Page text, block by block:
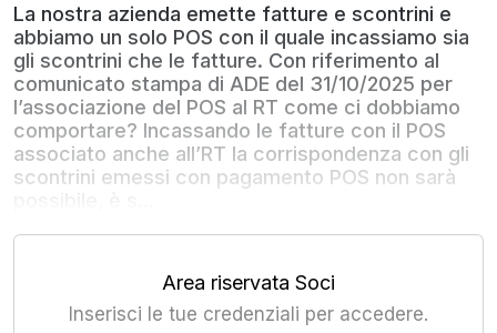
La nostra azienda emette fatture e scontrini e
abbiamo un solo POS con il quale incassiamo sia
gli scontrini che le fatture. Con riferimento al
comunicato stampa di ADE del 31/10/2025 per
l’associazione del POS al RT come ci dobbiamo
comportare? Incassando le fatture con il POS
associato anche all’RT la corrispondenza con gli
scontrini emessi con pagamento POS non sarà
Area riservata Soci
Inserisci le tue credenziali per accedere.